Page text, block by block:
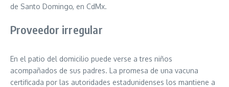
de Santo Domingo, en CdMx.
Proveedor irregular
En el patio del domicilio puede verse a tres niños
acompañados de sus padres. La promesa de una vacuna
certificada por las autoridades estadunidenses los mantiene a